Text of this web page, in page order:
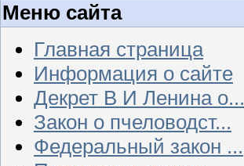
Меню сайта
Главная страница
Информация о сайте
Декрет В И Ленина о...
Закон о пчеловодст...
Федеральный закон ...